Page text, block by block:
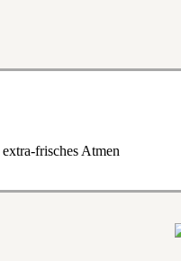
frisches Atmen